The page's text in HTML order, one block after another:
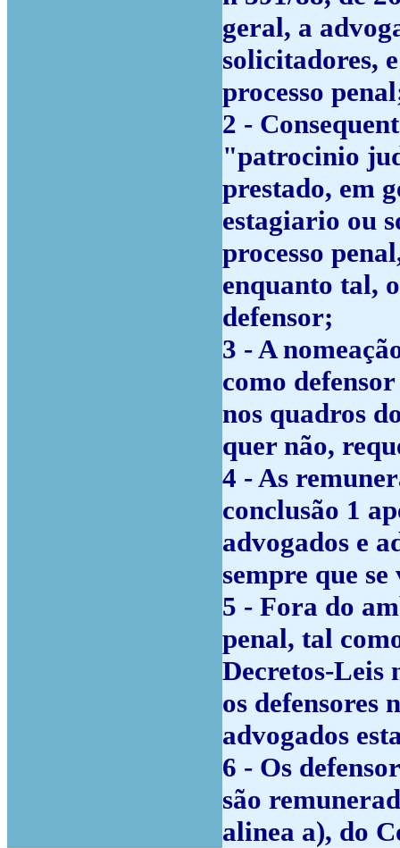
geral, a
solicitadores,
processo
2 -
"patrocinio
prestado, em
estagiario ou
processo
enquanto tal,
defensor;
3 - A
como
nos quadros
quer não,
4 - As
conclusão 1
advogados e
sempre que
5 - Fora do
penal, tal
Decretos-Leis
os defensores
advogados
6 - Os
são
alinea a), do